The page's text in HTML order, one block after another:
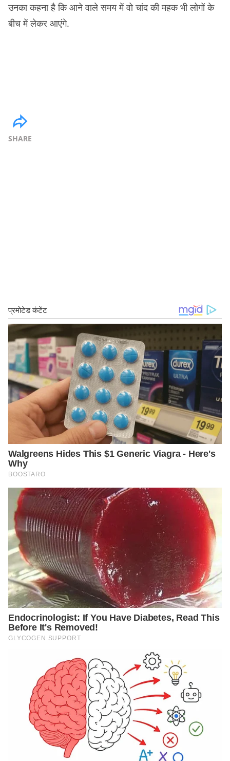
उनका कहना है कि आने वाले समय में वो चांद की महक भी लोगों के
बीच में लेकर आएंगे.
SHARE